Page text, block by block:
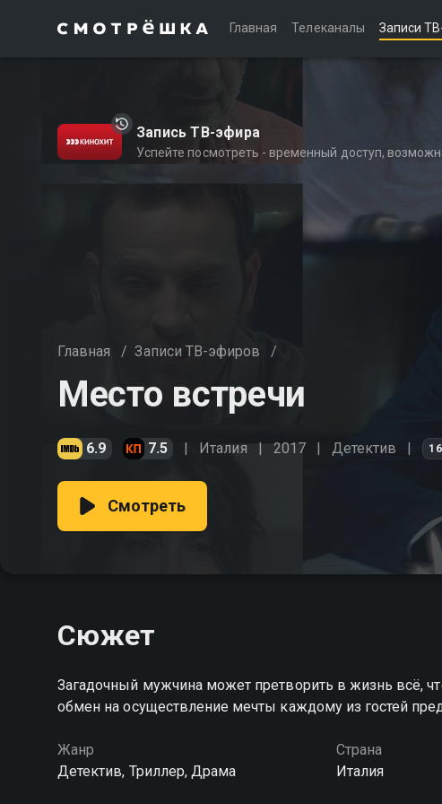
Главная Телеканалы Записи
Запись ТВ-эфира
Успейте посмотреть - временный доступ,
Главная / Записи ТВ-эфиров /
Место встречи
6.9 7.5 Италия 2017 Детектив
Смотреть
Сюжет
Загадочный мужчина может претворить в жизнь всё,
обмен на осуществление мечты каждому из гостей
Жанр
Детектив, Триллер, Драма
Страна
Италия